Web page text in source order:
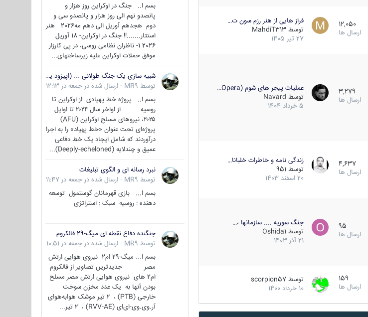
12,050
ارسال ها
فراز هایی از هنر رزم سون ت…
توسط MahdiT313
27 تیر 1405
3,279
ارسال ها
عملیات پیجر های شوم (Opera…
توسط Navard
5 خرداد 1404
4,637
ارسال ها
زندگی نامه و خاطرات خلبانا…
توسط 951
20 اسفند 1403
95
ارسال ها
جنگ سوریه .... سازمانها ،…
توسط Oshida1
21 آذر 1403
159
ارسال ها
توسط scorpion57
10 خرداد 1400
بسم ا.. جنگ در اوکراین روز هزار و
پانصدو نهم الی روز هزار و پانصدو سی و
دوم هجدهم آوریل الی دهم مه2026 هنر
استتار.......!! جنگ در اوکراین- 18 آوریل
2026 1- ناظران نظامی روسی، در پی کارزار
موفق حملات اوکراین علیه زیرساختهای...
شبیه سازی یک جنگ طولانی ... (اپیزود یکم : اوکراین )
توسط MR9
· ارسال شده در جمعه در 12:13
بسم ا.. پروژه خط پهپادی از اوکراین تا
روسیه از اواخر سال ۲۰۲۴ تا اوایل
۲۰۲۵، نیروهای مسلح اوکراین (AFU)
پروژه‌ای تحت عنوان «خط پهپاد» را به اجرا
درآوردند که شامل ایجاد یک خط دفاعی
عمیق و چندلایه (Deeply-echeloned)...
نبرد رسانه ای و الگوی تبلیغات
توسط MR9
· ارسال شده در جمعه در 11:47
بسم ا... بازی قهرمانان گوستمول توسعه
دهنده : روسیه سبک : استراتژی
جنگنده دفاع نقطه ای میگ-29 فالکروم
توسط MR9
· ارسال شده در جمعه در 10:51
بسم ا... میگ-29 ام2 نیروی هوایی ارتش
مصر جدیدترین تصاویر از فالکروم
ام2 های نیروی هوایی ارتش مصر مسلح
بودن آنها به یک عدد مخزن سوخت
خارجی (PTB) ، ۲ تیر موشک هوابه‌هوای
آر.وی.وی-ای‌ای (RVV-AE) ، ۲ تیر...